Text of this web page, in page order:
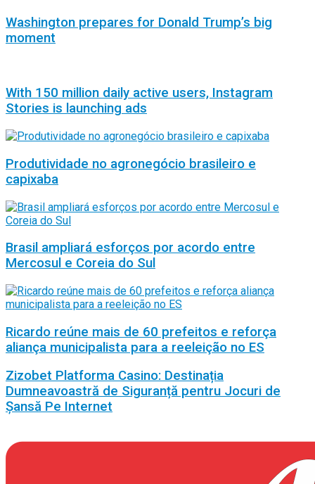
Washington prepares for Donald Trump’s big
moment
With 150 million daily active users, Instagram
Stories is launching ads
Produtividade no agronegócio brasileiro e
capixaba
Brasil ampliará esforços por acordo entre
Mercosul e Coreia do Sul
Ricardo reúne mais de 60 prefeitos e reforça
aliança municipalista para a reeleição no ES
Zizobet Platforma Casino: Destinația
Dumneavoastră de Siguranță pentru Jocuri de
Șansă Pe Internet